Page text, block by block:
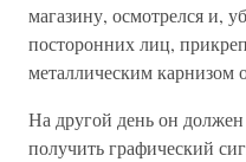
магазину, осмотрелся и,
посторонних лиц,
металлическим карнизом
На другой день он
получить графический